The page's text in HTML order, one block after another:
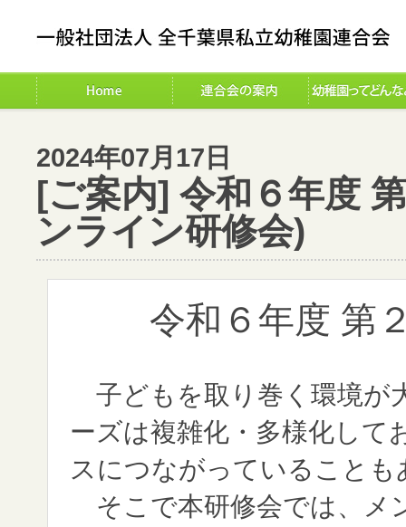
2024年07月17日
[ご案内] 令和６年度
ンライン研修会)
令和６年度 第
子どもを取り巻く環境が
ーズは複雑化・多様化して
スにつながっていることも
そこで本研修会では、メ